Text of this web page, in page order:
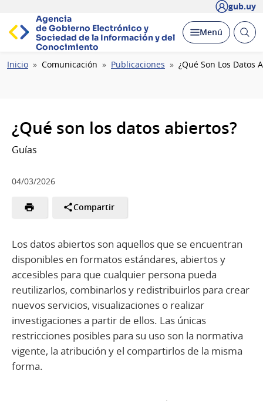
gub.uy
Agencia
de Gobierno Electrónico y
Sociedad de la Información y del
Conocimiento
Desplegar
Menú Abrir
Ruta
Inicio Comunicación Publicaciones ¿Qué Son Los Datos
¿Qué son los datos abiertos?
Guías
04/03/2026
Compartir
Los datos abiertos son aquellos que se encuentran
disponibles en formatos estándares, abiertos y
accesibles para que cualquier persona pueda
reutilizarlos, combinarlos y redistribuirlos para crear
nuevos servicios, visualizaciones o realizar
investigaciones a partir de ellos. Las únicas
restricciones posibles para su uso son la normativa
vigente, la atribución y el compartirlos de la misma
forma.